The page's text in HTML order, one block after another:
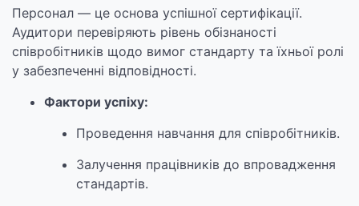
Персонал — це основа успішної сертифікації.
Аудитори перевіряють рівень обізнаності
співробітників щодо вимог стандарту та їхньої ролі
у забезпеченні відповідності.
Фактори успіху:
Проведення навчання для співробітників.
Залучення працівників до впровадження
стандартів.